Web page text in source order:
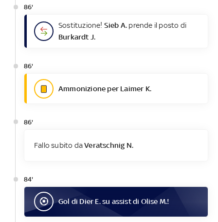
86'
Sostituzione! Sieb A. prende il posto di
Burkardt J.
86'
Ammonizione per Laimer K.
86'
Fallo subito daVeratschnig N.
84'
Gol di Dier E.su assist di Olise M.!